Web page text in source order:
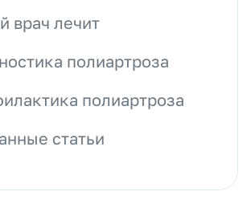
врач лечит
полиартроза
полиартроза
статьи